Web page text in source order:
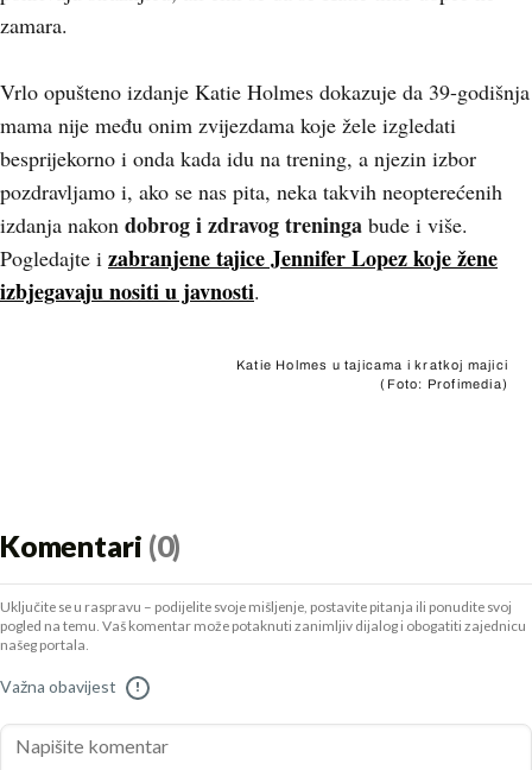
zamara.
Vrlo opušteno izdanje Katie Holmes dokazuje da 39-godišnja
mama nije među onim zvijezdama koje žele izgledati
besprijekorno i onda kada idu na trening, a njezin izbor
pozdravljamo i, ako se nas pita, neka takvih neopterećenih
izdanja nakon dobrog i zdravog treninga bude i više.
Pogledajte i zabranjene tajice Jennifer Lopez koje žene
izbjegavaju nositi u javnosti.
Katie Holmes u tajicama i kratkoj majici
(Foto: Profimedia)
Komentari (0)
Uključite se u raspravu – podijelite svoje mišljenje, postavite pitanja ili ponudite svoj
pogled na temu. Vaš komentar može potaknuti zanimljiv dijalog i obogatiti zajednicu
našeg portala.
Važna obavijest !